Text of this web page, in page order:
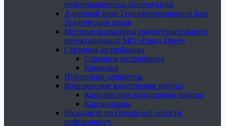
информационных конструкций
Адресный план Геоинформационная база
Технический архив
Местные нормативы градостроительного
проектирования МО «Город Орёл»
Страница застройщика
Страница застройщика
Комиссия
Публичные сервитуты
Комплексные кадастровые работы
Комплексные кадастровые работы
Карты-планы
Роскадастр по Орловской области
информирует